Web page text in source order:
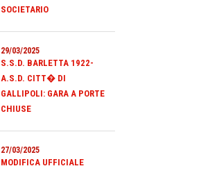
SOCIETARIO
29/03/2025
S.S.D. BARLETTA 1922-
A.S.D. CITT� DI
GALLIPOLI: GARA A PORTE
CHIUSE
27/03/2025
MODIFICA UFFICIALE